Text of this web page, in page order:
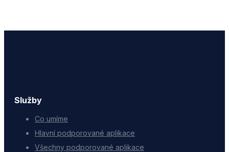
Služby
Co umíme
Hlavní podporované aplikace
Všechny podporované aplikace